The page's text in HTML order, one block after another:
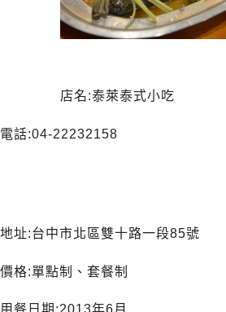
店名:泰萊泰式小吃
電話:04-22232158
地址:台中市北區雙十路一段85號
價格:單點制、套餐制